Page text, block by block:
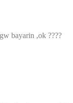
bayarin ,ok ????